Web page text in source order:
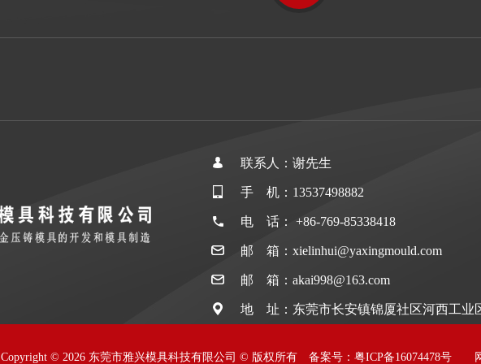
联系人：谢先生
手 机：13537498882
电 话： +86-769-85338418
邮 箱：xielinhui@yaxingmould.com
邮 箱：akai998@163.com
地 址：东莞市长安镇锦厦社区河西工业
Copyright © 2026 东莞市雅兴模具科技有限公司 © 版权所有 备案号： 粤ICP备16074478号